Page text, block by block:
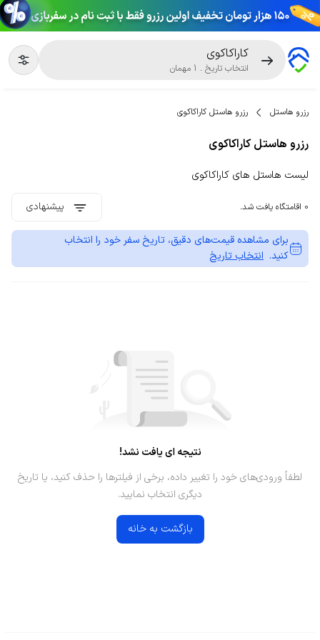
کاراکاکوی
انتخاب تاریخ .
1 مهمان
رزرو هاستل رزرو هاستل کاراکاکوی
رزرو هاستل کاراکاکوی
لیست هاستل های کاراکاکوی
0 اقامتگاه یافت شد. پیشنهادی
برای مشاهده قیمت‌های دقیق، تاریخ سفر خود را انتخاب
کنید. انتخاب تاریخ
نتیجه ای یافت نشد!
لطفاً ورودی‌های خود را تغییر داده، برخی از فیلترها را حذف کنید، یا تاریخ
دیگری انتخاب نمایید.
بازگشت به خانه